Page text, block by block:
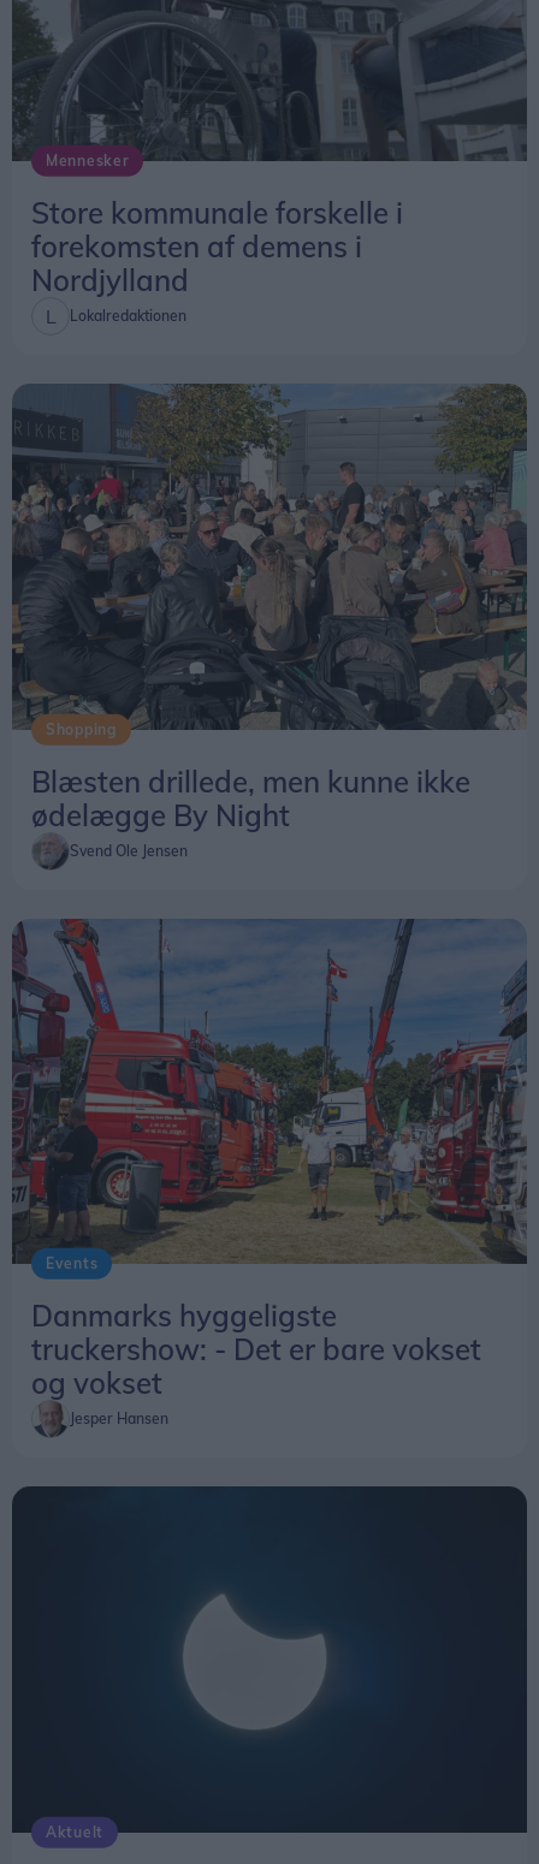
opleve en kraftigere solformørkelse herhjemme.
Vil man se det præcise tidspunkt for
solformørkelsen på en bestemt lokation kan den
findesher.
Mennesker
Store kommunale forskelle i
forekomsten af demens i
Nordjylland
Lokalredaktionen
Shopping
Blæsten drillede, men kunne ikke
ødelægge By Night
Svend Ole Jensen
Events
Danmarks hyggeligste
truckershow: - Det er bare vokset
og vokset
Jesper Hansen
Aktuelt